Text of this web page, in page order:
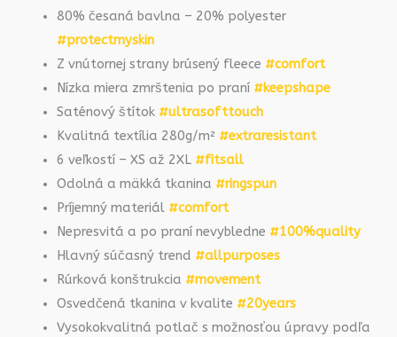
80% česaná bavlna – 20% polyester
#protectmyskin
Z vnútornej strany brúsený fleece #comfort
Nízka miera zmrštenia po praní #keepshape
Saténový štítok #ultrasofttouch
Kvalitná textília 280g/m² #extraresistant
6 veľkostí – XS až 2XL #fitsall
Odolná a mäkká tkanina #ringspun
Príjemný materiál #comfort
Nepresvitá a po praní nevybledne #100%quality
Hlavný súčasný trend #allpurposes
Rúrková konštrukcia #movement
Osvedčená tkanina v kvalite #20years
Vysokokvalitná potlač s možnosťou úpravy podľa